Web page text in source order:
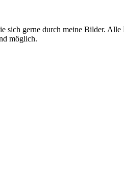
gerne durch meine Bilder. Alle
möglich.